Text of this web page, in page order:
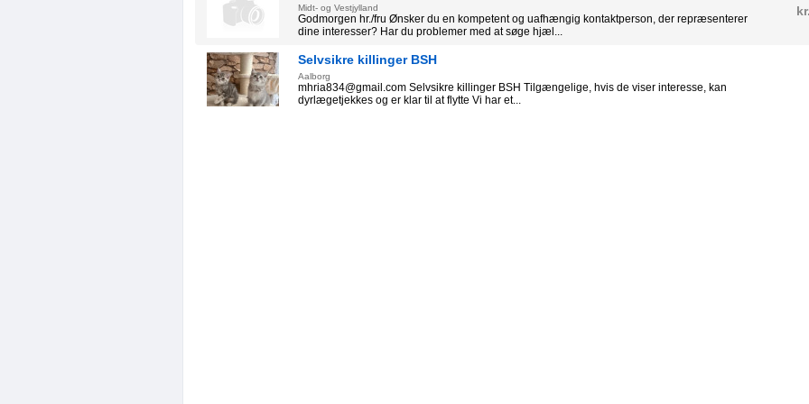
Midt- og Vestjylland
Godmorgen hr./fru Ønsker du en kompetent og uafhængig kontaktperson, der repræsenterer
dine interesser? Har du problemer med at søge hjæl...
Selvsikre killinger BSH
Aalborg
mhria834@gmail.com Selvsikre killinger BSH Tilgængelige, hvis de viser interesse, kan
dyrlægetjekkes og er klar til at flytte Vi har et...